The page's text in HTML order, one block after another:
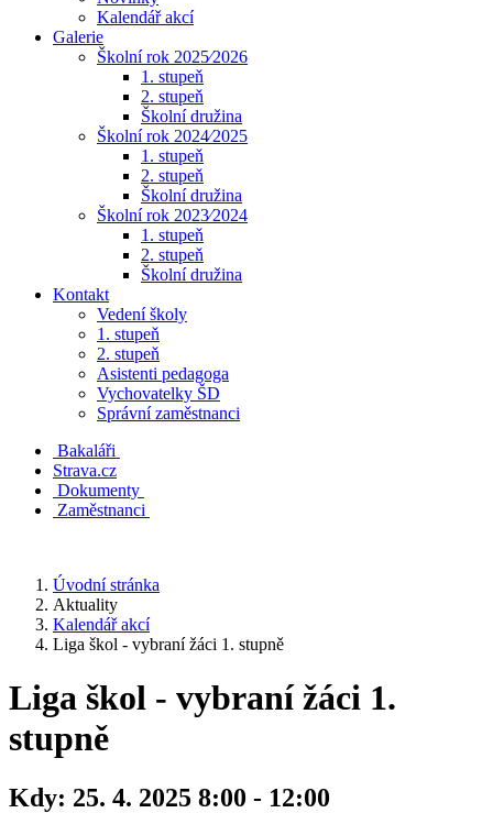
Kalendář akcí
Galerie
Školní rok 2025⁄2026
1. stupeň
2. stupeň
Školní družina
Školní rok 2024⁄2025
1. stupeň
2. stupeň
Školní družina
Školní rok 2023⁄2024
1. stupeň
2. stupeň
Školní družina
Kontakt
Vedení školy
1. stupeň
2. stupeň
Asistenti pedagoga
Vychovatelky ŠD
Správní zaměstnanci
Bakaláři
Strava.cz
Dokumenty
Zaměstnanci
Úvodní stránka
Aktuality
Kalendář akcí
Liga škol - vybraní žáci 1. stupně
Liga škol - vybraní žáci 1.
stupně
Kdy: 25. 4. 2025 8:00 - 12:00